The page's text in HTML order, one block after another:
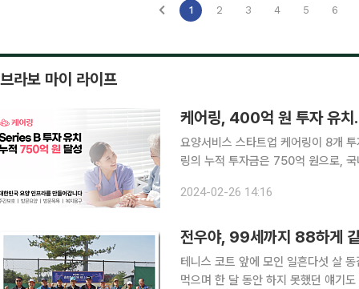
1 2 3 4 5 6
브라보 마이 라이프
케어링, 400억 원 투자 유치
요양서비스 스타트업 케어링이 8개
링의 누적 투자금은 750억 원으로, 국내
신규로 참여했다. 기존 투자자인 LB
2024-02-26 14:16
전우야, 99세까지 88하게
테니스 코트 앞에 모인 일흔다섯 살
먹으며 한 달 동안 하지 못했던 얘기